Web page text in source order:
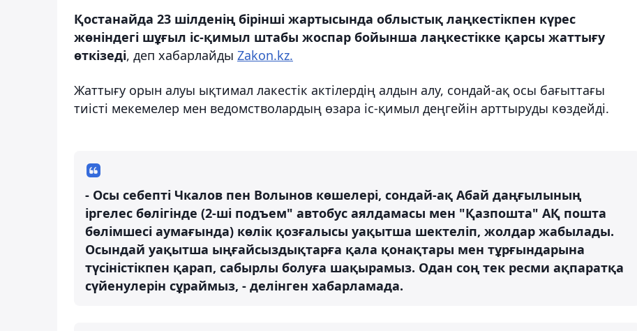
Қостанайда 23 шілденің бірінші жартысында облыстық лаңкестікпен күрес
жөніндегі шұғыл іс-қимыл штабы жоспар бойынша лаңкестікке қарсы жаттығу
өткізеді, деп хабарлайды Zakon.kz.
Жаттығу орын алуы ықтимал лакестік актілердің алдын алу, сондай-ақ осы бағыттағы
тиісті мекемелер мен ведомстволардың өзара іс-қимыл деңгейін арттыруды көздейді.
- Осы себепті Чкалов пен Волынов көшелері, сондай-ақ Абай даңғылының
іргелес бөлігінде (2-ші подъем" автобус аялдамасы мен "Қазпошта" АҚ пошта
бөлімшесі аумағында) көлік қозғалысы уақытша шектеліп, жолдар жабылады.
Осындай уақытша ыңғайсыздықтарға қала қонақтары мен тұрғындарына
түсіністікпен қарап, сабырлы болуға шақырамыз. Одан соң тек ресми ақпаратқа
сүйенулерін сұраймыз, - делінген хабарламада.